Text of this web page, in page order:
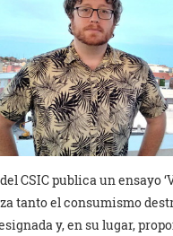
CSIC publica un ensayo
tanto el consumismo
y, en su lugar,